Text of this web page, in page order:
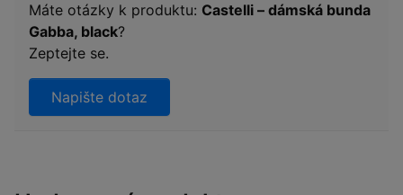
Máte otázky k produktu: Castelli – dámská bunda
Gabba, black?
Zeptejte se.
Napište dotaz